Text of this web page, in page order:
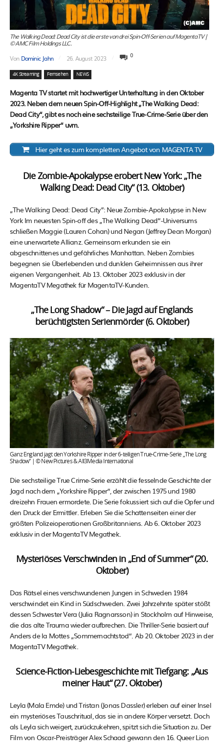
The Walking Dead: Dead City ist die erste von drei Spin-Off-Serien auf MagentaTV |
© AMC Film Holdings LLC.
Von Dominic Jahn 26. August 2023 0
4K Streaming Fernsehen NEWS
Magenta TV startet mit hochwertiger Unterhaltung in den Oktober
2023. Neben dem neuen Spin-Off-Highlight „The Walking Dead:
Dead City“, gibt es noch eine sechsteilige True-Crime-Serie über den
„Yorkshire Ripper“ uvm.
Hier geht es zum kompletten Angebot von MAGENTA TV
Die Zombie-Apokalypse erobert New York: „The
Walking Dead: Dead City“ (13. Oktober)
„The Walking Dead: Dead City”: Neue Zombie-Apokalypse in New
York Im neuesten Spin-off des „The Walking Dead“-Universums
schließen Maggie (Lauren Cohan) und Negan (Jeffrey Dean Morgan)
eine unerwartete Allianz. Gemeinsam erkunden sie ein
abgeschnittenes und gefährliches Manhattan. Neben Zombies
begegnen sie Überlebenden und dunklen Geheimnissen aus ihrer
eigenen Vergangenheit. Ab 13. Oktober 2023 exklusiv in der
MagentaTV Megathek für MagentaTV-Kunden.
„The Long Shadow“ – Die Jagd auf Englands
berüchtigtsten Serienmörder (6. Oktober)
Ganz England jagt den Yorkshire Ripper in der 6-teiligen True-Crime-Serie „The Long
Shadow“ | © New Pictures & All3Media International
Die sechsteilige True Crime-Serie erzählt die fesselnde Geschichte der
Jagd nach dem „Yorkshire Ripper“, der zwischen 1975 und 1980
dreizehn Frauen ermordete. Die Serie fokussiert sich auf die Opfer und
den Druck der Ermittler. Erleben Sie die Schattenseiten einer der
größten Polizeioperationen Großbritanniens. Ab 6. Oktober 2023
exklusiv in der MagentaTV Megathek.
Mysteriöses Verschwinden in „End of Summer“ (20.
Oktober)
Das Rätsel eines verschwundenen Jungen in Schweden 1984
verschwindet ein Kind in Südschweden. Zwei Jahrzehnte später stößt
dessen Schwester Vera (Julia Ragnarsson) in Stockholm auf Hinweise,
die das alte Trauma wieder aufbrechen. Die Thriller-Serie basiert auf
Anders de la Mottes „Sommernachtstod“. Ab 20. Oktober 2023 in der
MagentaTV Megathek.
Science-Fiction-Liebesgeschichte mit Tiefgang: „Aus
meiner Haut“ (27. Oktober)
Leyla (Mala Emde) und Tristan (Jonas Dassler) erleben auf einer Insel
ein mysteriöses Tauschritual, das sie in andere Körper versetzt. Doch
als Leyla sich weigert, zurückzukehren, spitzt sich die Situation zu. Der
Film von Oscar-Preisträger Alex Schaad gewann den 16. Queer Lion